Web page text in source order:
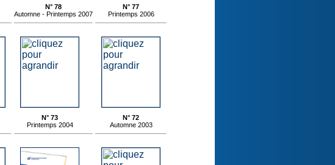
N° 78
Automne - Printemps 2007
N° 77
Printemps 2006
N° 73
Printemps 2004
N° 72
Automne 2003